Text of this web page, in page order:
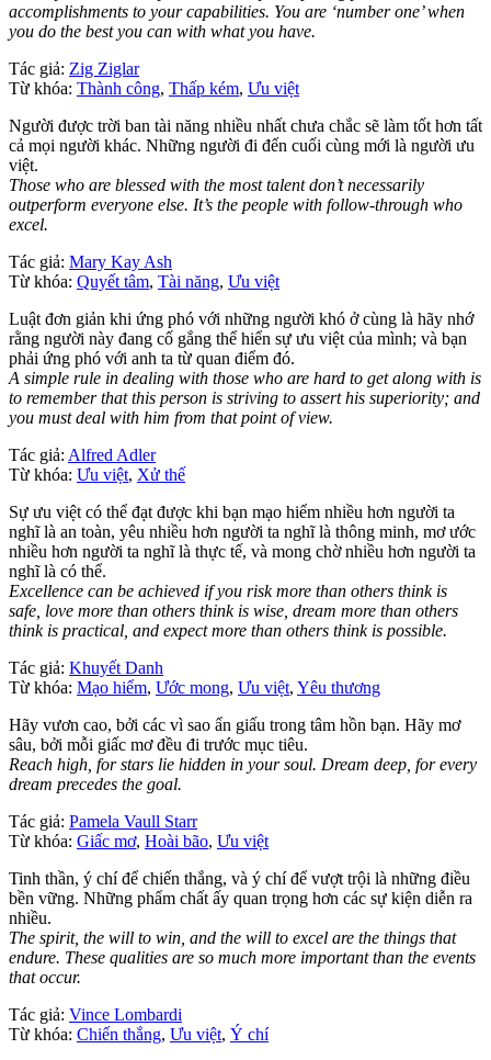
accomplishments to your capabilities. You are ‘number one’ when
you do the best you can with what you have.
Tác giả: Zig Ziglar
Từ khóa: Thành công, Thấp kém, Ưu việt
Người được trời ban tài năng nhiều nhất chưa chắc sẽ làm tốt hơn tất
cả mọi người khác. Những người đi đến cuối cùng mới là người ưu
việt.
Those who are blessed with the most talent don’t necessarily
outperform everyone else. It’s the people with follow-through who
excel.
Tác giả: Mary Kay Ash
Từ khóa: Quyết tâm, Tài năng, Ưu việt
Luật đơn giản khi ứng phó với những người khó ở cùng là hãy nhớ
rằng người này đang cố gắng thể hiển sự ưu việt của mình; và bạn
phải ứng phó với anh ta từ quan điểm đó.
A simple rule in dealing with those who are hard to get along with is
to remember that this person is striving to assert his superiority; and
you must deal with him from that point of view.
Tác giả: Alfred Adler
Từ khóa: Ưu việt, Xử thế
Sự ưu việt có thể đạt được khi bạn mạo hiểm nhiều hơn người ta
nghĩ là an toàn, yêu nhiều hơn người ta nghĩ là thông minh, mơ ước
nhiều hơn người ta nghĩ là thực tế, và mong chờ nhiều hơn người ta
nghĩ là có thể.
Excellence can be achieved if you risk more than others think is
safe, love more than others think is wise, dream more than others
think is practical, and expect more than others think is possible.
Tác giả: Khuyết Danh
Từ khóa: Mạo hiểm, Ước mong, Ưu việt, Yêu thương
Hãy vươn cao, bởi các vì sao ẩn giấu trong tâm hồn bạn. Hãy mơ
sâu, bởi mỗi giấc mơ đều đi trước mục tiêu.
Reach high, for stars lie hidden in your soul. Dream deep, for every
dream precedes the goal.
Tác giả: Pamela Vaull Starr
Từ khóa: Giấc mơ, Hoài bão, Ưu việt
Tinh thần, ý chí để chiến thắng, và ý chí để vượt trội là những điều
bền vững. Những phẩm chất ấy quan trọng hơn các sự kiện diễn ra
nhiều.
The spirit, the will to win, and the will to excel are the things that
endure. These qualities are so much more important than the events
that occur.
Tác giả: Vince Lombardi
Từ khóa: Chiến thắng, Ưu việt, Ý chí